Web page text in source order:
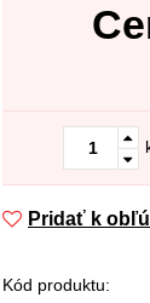
Pridať k
Kód produktu: